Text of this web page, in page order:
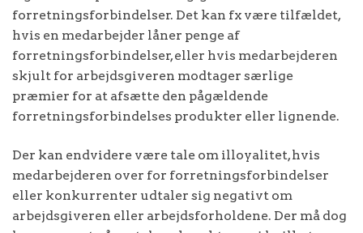
forretningsforbindelser. Det kan fx være tilfældet,
hvis en medarbejder låner penge af
forretningsforbindelser, eller hvis medarbejderen
skjult for arbejdsgiveren modtager særlige
præmier for at afsætte den pågældende
forretningsforbindelses produkter eller lignende.
Der kan endvidere være tale om illoyalitet, hvis
medarbejderen over for forretningsforbindelser
eller konkurrenter udtaler sig negativt om
arbejdsgiveren eller arbejdsforholdene. Der må dog